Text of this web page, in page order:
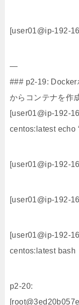
[user01@ip-192-
—
### p2-19: Docker
からコンテナを作
[user01@ip-192-
centos:latest echo
[user01@ip-192-
[user01@ip-192-
[user01@ip-192-
centos:latest bash
p2-20: